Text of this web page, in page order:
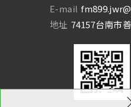
E-mail
地址 74157台南市